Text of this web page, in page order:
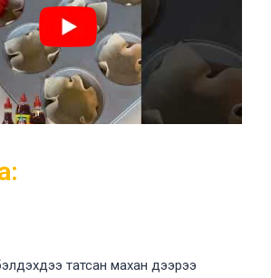
татсан махан дээрээ